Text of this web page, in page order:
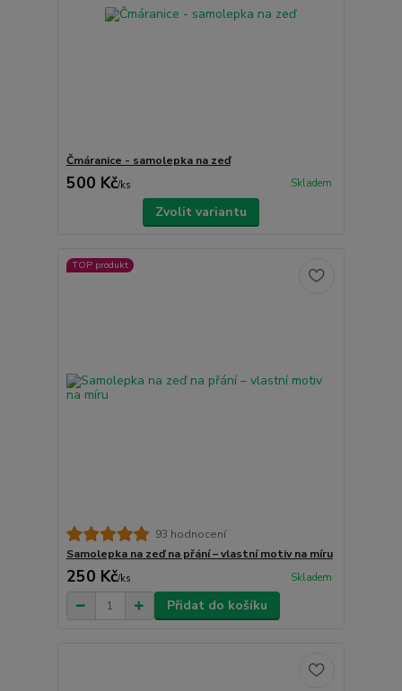
Čmáranice - samolepka na zeď
500 Kč/ks Skladem
Zvolit variantu
TOP produkt
93 hodnocení
Samolepka na zeď na přání – vlastní motiv na míru
250 Kč/ks Skladem
Přidat do košíku